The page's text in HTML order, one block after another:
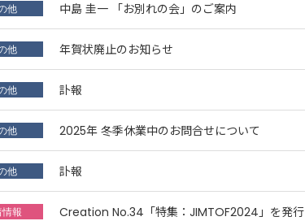
中島 圭一 「お別れの会」のご案内
年賀状廃止のお知らせ
訃報
2025年 冬季休業中のお問合せについて
訃報
Creation No.34「特集：JIMTOF2024」を発行